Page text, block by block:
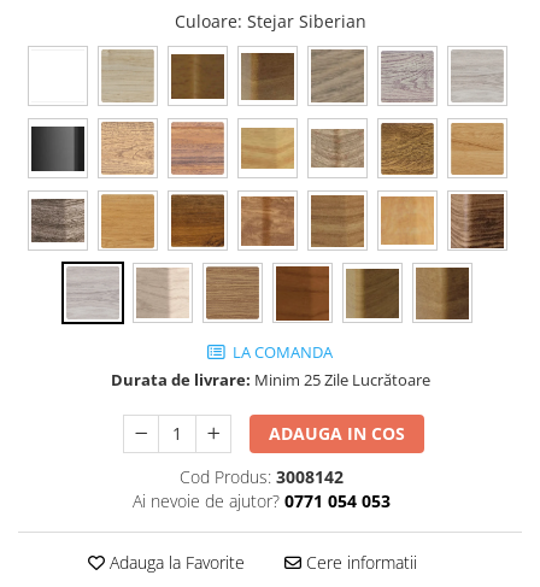
Prag de trecere
Profile Decorative Fatada
Lambriuri
Lambriuri PVC
Lambriuri Premium
Panouri Decorative
Panouri Decorative SPC
Panouri Decorative Premium
Culoare: Stejar Siberian
LA COMANDA
Durata de livrare: Minim 25 Zile Lucrătoare
ADAUGA IN COS
Cod Produs: 3008142
Ai nevoie de ajutor? 0771 054 053
Adauga la Favorite Cere informatii